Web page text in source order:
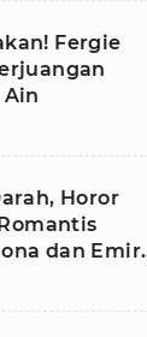
Fergie
Horor
dan Emir